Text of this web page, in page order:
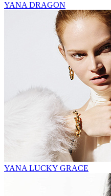
YANA DRAGON
YANA LUCKY GRACE